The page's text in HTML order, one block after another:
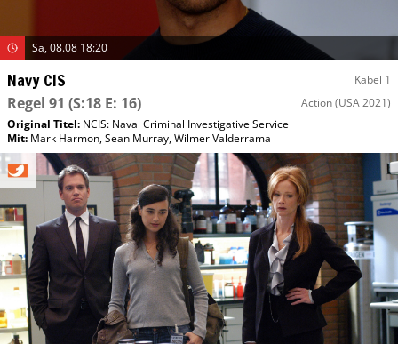
Sa, 08.08 18:20
Navy CIS Kabel 1
Regel 91 (S:18 E: 16) Action(USA 2021)
Original Titel: NCIS: Naval Criminal Investigative Service
Mit: Mark Harmon,Sean Murray,Wilmer Valderrama